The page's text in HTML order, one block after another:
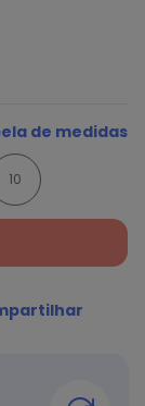
de medidas
10